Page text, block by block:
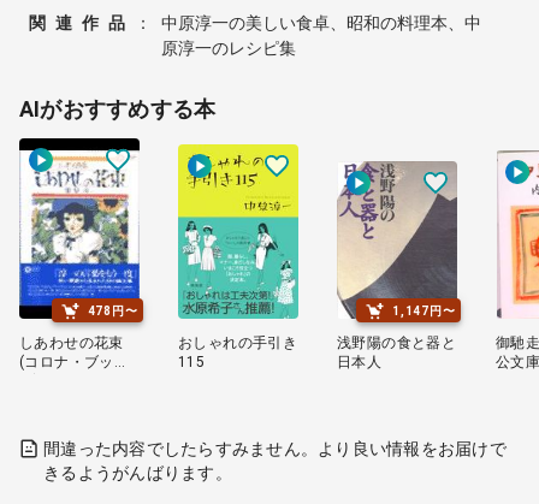
関連作品
：
中原淳一の美しい食卓、昭和の料理本、中
原淳一のレシピ集
AIがおすすめする本
478円〜
しあわせの花束
(コロナ・ブック
おしゃれの手引き
115
1,147円〜
浅野陽の食と器と
日本人
御馳
公文
間違った内容でしたらすみません。より良い情報をお届けで
きるようがんばります。